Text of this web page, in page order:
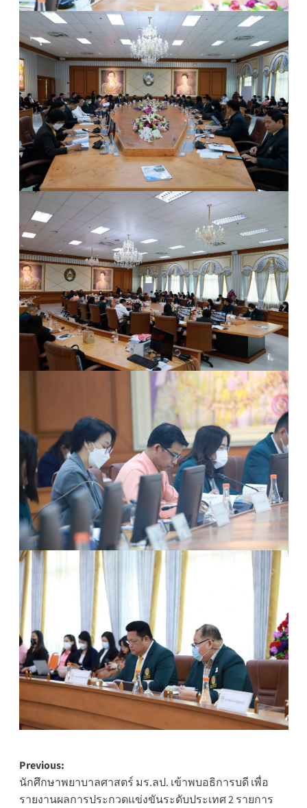
Post
navigation
Previous:
นักศึกษาพยาบาลศาสตร์ มร.ลป. เข้าพบอธิการบดี เพื่อ
รายงานผลการประกวดแข่งขันระดับประเทศ 2 รายการ